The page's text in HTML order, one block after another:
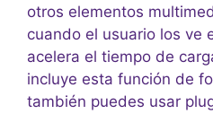
otros elementos
cuando el usuario los ve
acelera el tiempo de
incluye esta función de
también puedes usar